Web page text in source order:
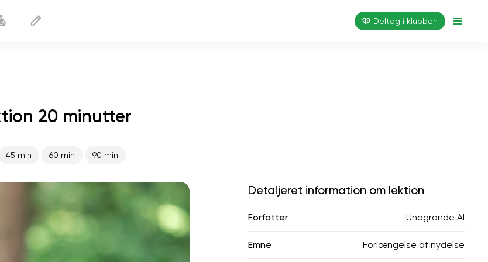
Deltag i klubben
20 minutter
45 min 60 min 90 min
Detaljeret information om lektion
Forfatter Unagrande AI
Emne Forlængelse af nydelse